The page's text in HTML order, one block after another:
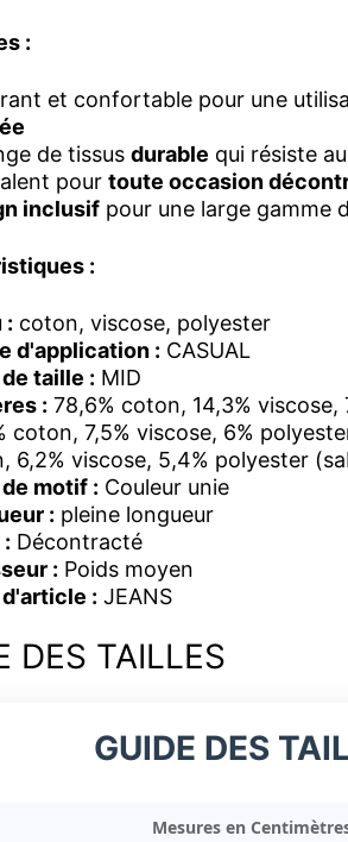
:
et confortable pour une
de tissus durable qui résiste
pour toute occasion
inclusif pour une large gamme
:
: coton, viscose, polyester
d'application : CASUAL
taille : MID
: 78,6% coton, 14,3% viscose,
coton, 7,5% viscose, 6%
6,2% viscose, 5,4% polyester
motif : Couleur unie
: pleine longueur
Décontracté
: Poids moyen
: JEANS
DES TAILLES
GUIDE DES
Mesures en